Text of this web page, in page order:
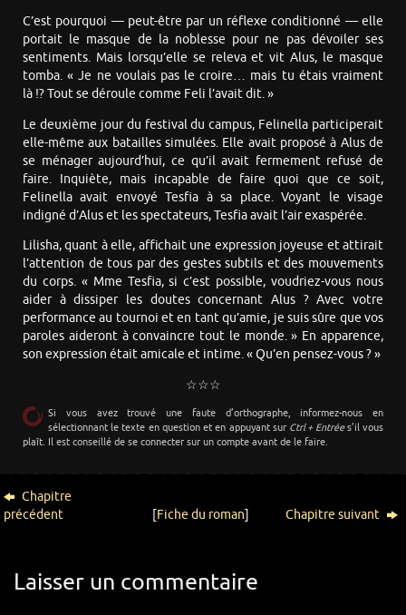
C’est pourquoi — peut-être par un réflexe conditionné — elle
portait le masque de la noblesse pour ne pas dévoiler ses
sentiments. Mais lorsqu’elle se releva et vit Alus, le masque
tomba. « Je ne voulais pas le croire… mais tu étais vraiment
là !? Tout se déroule comme Feli l’avait dit. »
Le deuxième jour du festival du campus, Felinella participerait
elle-même aux batailles simulées. Elle avait proposé à Alus de
se ménager aujourd’hui, ce qu’il avait fermement refusé de
faire. Inquiète, mais incapable de faire quoi que ce soit,
Felinella avait envoyé Tesfia à sa place. Voyant le visage
indigné d’Alus et les spectateurs, Tesfia avait l’air exaspérée.
Lilisha, quant à elle, affichait une expression joyeuse et attirait
l’attention de tous par des gestes subtils et des mouvements
du corps. « Mme Tesfia, si c’est possible, voudriez-vous nous
aider à dissiper les doutes concernant Alus ? Avec votre
performance au tournoi et en tant qu’amie, je suis sûre que vos
paroles aideront à convaincre tout le monde. » En apparence,
son expression était amicale et intime. « Qu’en pensez-vous ? »
☆☆☆
Si vous avez trouvé une faute d’orthographe, informez-nous en
sélectionnant le texte en question et en appuyant sur Ctrl + Entrées’il vous
plaît. Il est conseillé de se connecter sur un compte avant de le faire.
Chapitre
précédent
[Fiche du roman] Chapitre suivant
Laisser un commentaire